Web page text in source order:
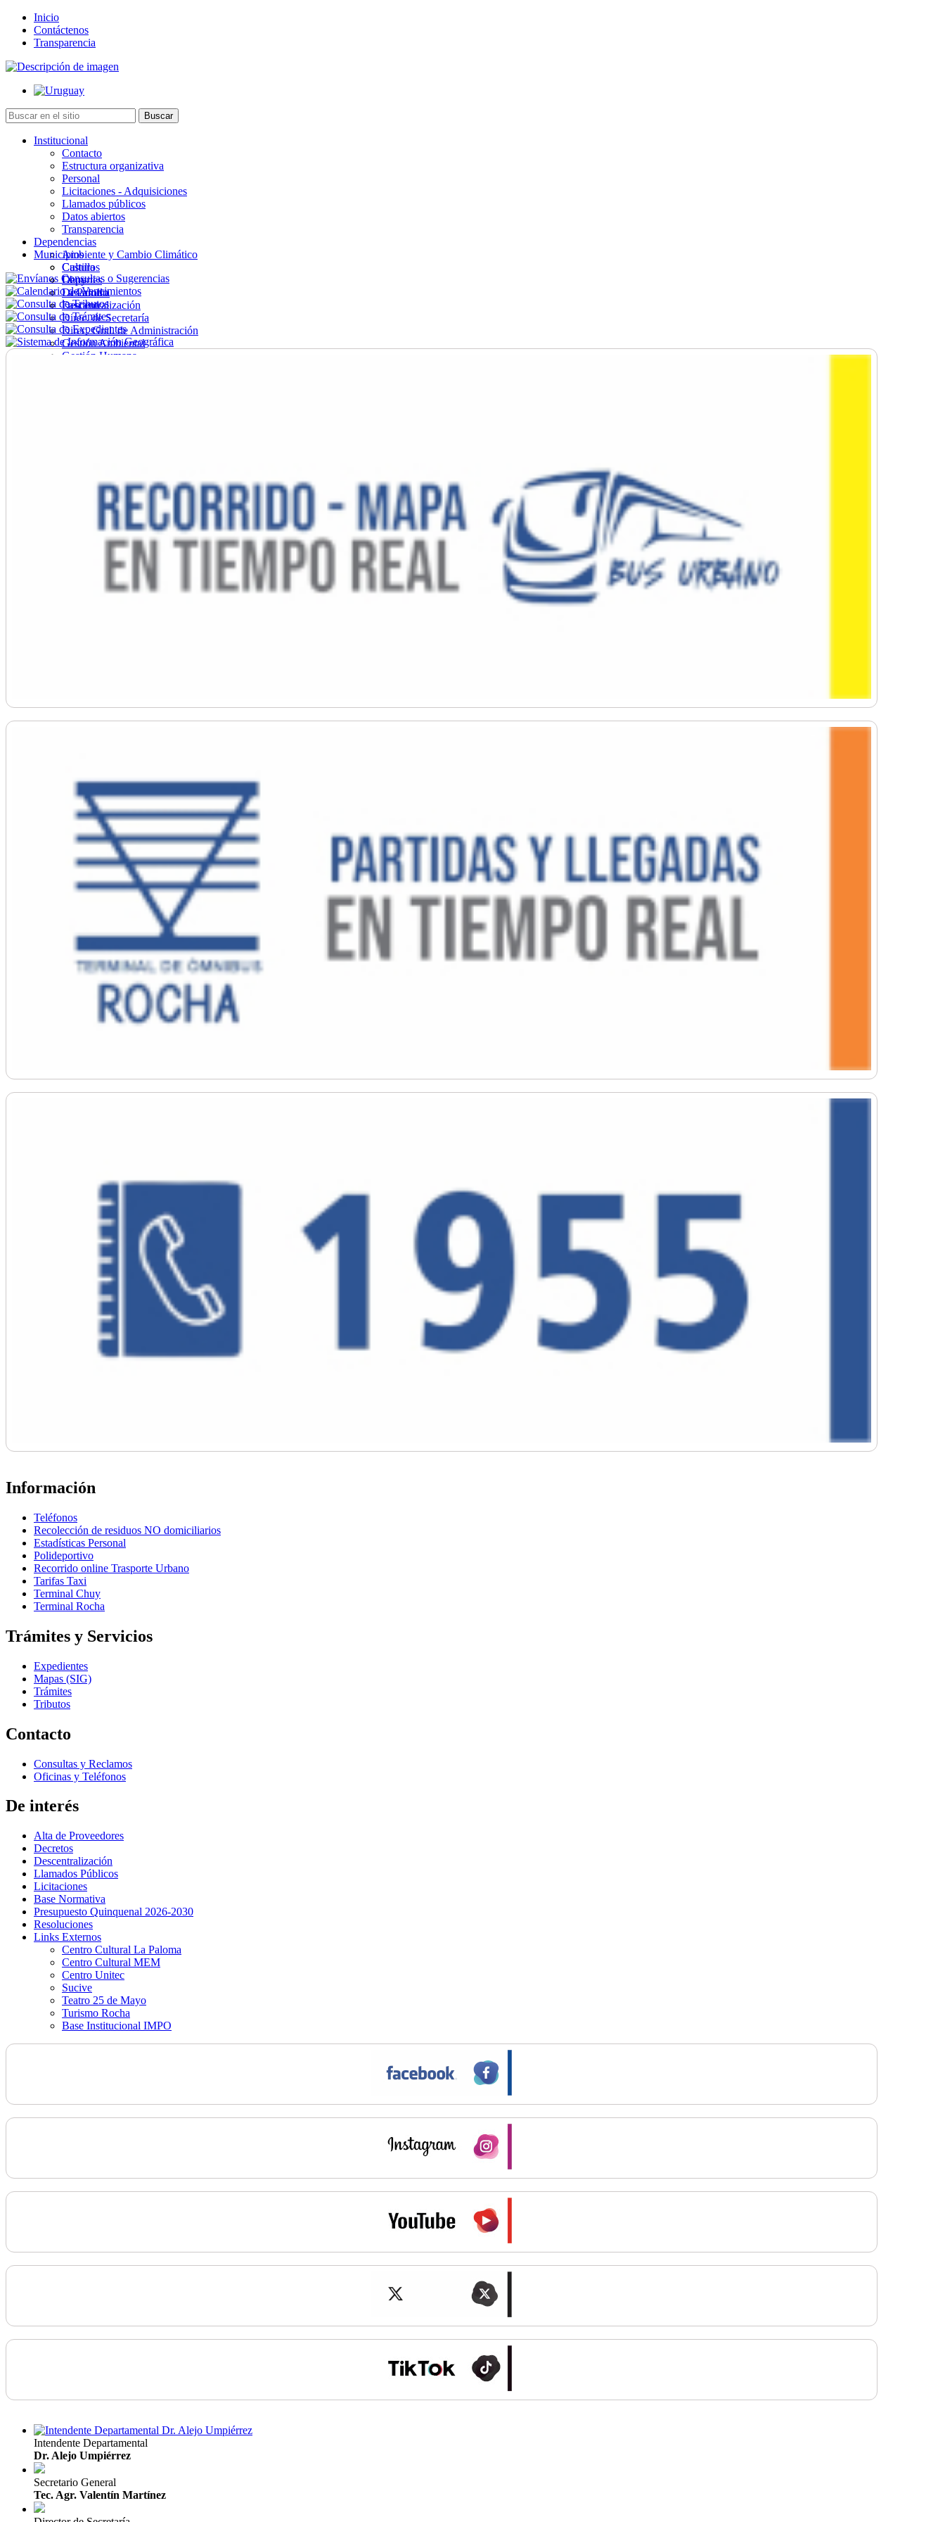
Inicio
Contáctenos
Transparencia
Institucional
Contacto
Estructura organizativa
Personal
Licitaciones - Adquisiciones
Llamados públicos
Datos abiertos
Transparencia
Dependencias
Ambiente y Cambio Climático
Cultura
Deportes
Desarrollo
Descentralización
Direc. de Secretaría
Direc. Gral. de Administración
Gestión Ambiental
Gestión Humana
Municipios
Castillos
Chuy
La Paloma
Lascano
Información
Teléfonos
Recolección de residuos NO domiciliarios
Estadísticas Personal
Polideportivo
Recorrido online Trasporte Urbano
Tarifas Taxi
Terminal Chuy
Terminal Rocha
Trámites y Servicios
Expedientes
Mapas (SIG)
Trámites
Tributos
Contacto
Consultas y Reclamos
Oficinas y Teléfonos
De interés
Alta de Proveedores
Decretos
Descentralización
Llamados Públicos
Licitaciones
Base Normativa
Presupuesto Quinquenal 2026-2030
Resoluciones
Links Externos
Centro Cultural La Paloma
Centro Cultural MEM
Centro Unitec
Sucive
Teatro 25 de Mayo
Turismo Rocha
Base Institucional IMPO
Intendente Departamental
Dr. Alejo Umpiérrez
Secretario General
Tec. Agr. Valentín Martínez